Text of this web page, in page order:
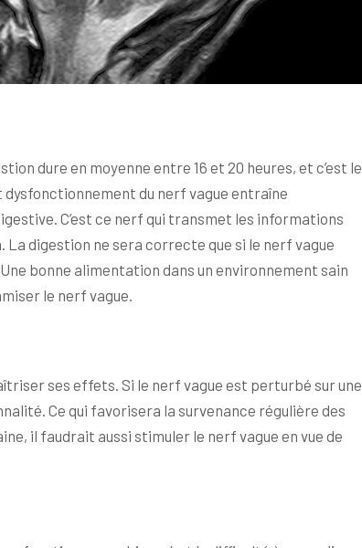
dure en moyenne entre 16 et 20 heures, et c’est le
dysfonctionnement du nerf vague entraîne
C’est ce nerf qui transmet les informations
digestion ne sera correcte que si le nerf vague
bonne alimentation dans un environnement sain
le nerf vague.
ses effets. Si le nerf vague est perturbé sur une
Ce qui favorisera la survenance régulière des
il faudrait aussi stimuler le nerf vague en vue de